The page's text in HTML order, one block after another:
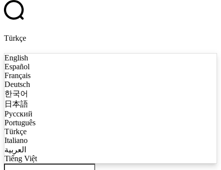
Türkçe
English
Español
Français
Deutsch
한국어
日本語
Русский
Português
Türkçe
Italiano
العربية
Tiếng Việt